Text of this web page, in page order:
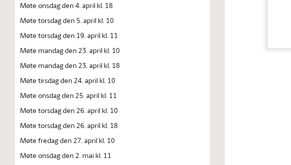
Møte onsdag den 4. april kl. 18
Møte torsdag den 5. april kl. 10
Møte torsdag den 19. april kl. 11
Møte mandag den 23. april kl. 10
Møte mandag den 23. april kl. 18
Møte tirsdag den 24. april kl. 10
Møte onsdag den 25. april kl. 11
Møte torsdag den 26. april kl. 10
Møte torsdag den 26. april kl. 18
Møte fredag den 27. april kl. 10
Møte onsdag den 2. mai kl. 11